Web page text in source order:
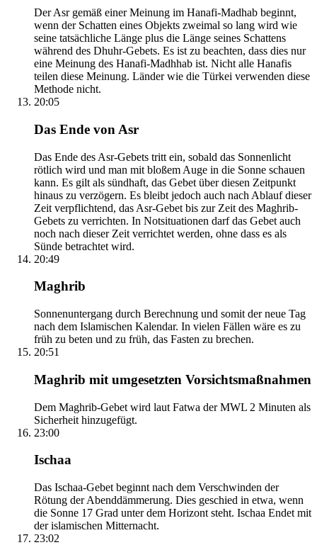
Der Asr gemäß einer Meinung im Hanafi-Madhab beginnt,
wenn der Schatten eines Objekts zweimal so lang wird wie
seine tatsächliche Länge plus die Länge seines Schattens
während des Dhuhr-Gebets. Es ist zu beachten, dass dies nur
eine Meinung des Hanafi-Madhhab ist. Nicht alle Hanafis
teilen diese Meinung. Länder wie die Türkei verwenden diese
Methode nicht.
20:05
Das Ende von Asr
Das Ende des Asr-Gebets tritt ein, sobald das Sonnenlicht
rötlich wird und man mit bloßem Auge in die Sonne schauen
kann. Es gilt als sündhaft, das Gebet über diesen Zeitpunkt
hinaus zu verzögern. Es bleibt jedoch auch nach Ablauf dieser
Zeit verpflichtend, das Asr-Gebet bis zur Zeit des Maghrib-
Gebets zu verrichten. In Notsituationen darf das Gebet auch
noch nach dieser Zeit verrichtet werden, ohne dass es als
Sünde betrachtet wird.
20:49
Maghrib
Sonnenuntergang durch Berechnung und somit der neue Tag
nach dem Islamischen Kalendar. In vielen Fällen wäre es zu
früh zu beten und zu früh, das Fasten zu brechen.
20:51
Maghrib mit umgesetzten Vorsichtsmaßnahmen
Dem Maghrib-Gebet wird laut Fatwa der MWL 2 Minuten als
Sicherheit hinzugefügt.
23:00
Ischaa
Das Ischaa-Gebet beginnt nach dem Verschwinden der
Rötung der Abenddämmerung. Dies geschied in etwa, wenn
die Sonne 17 Grad unter dem Horizont steht. Ischaa Endet mit
der islamischen Mitternacht.
23:02